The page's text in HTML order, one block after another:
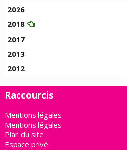
2026
2018
2017
2013
2012
Raccourcis
Mentions légales
Mentions légales
Plan du site
Espace privé